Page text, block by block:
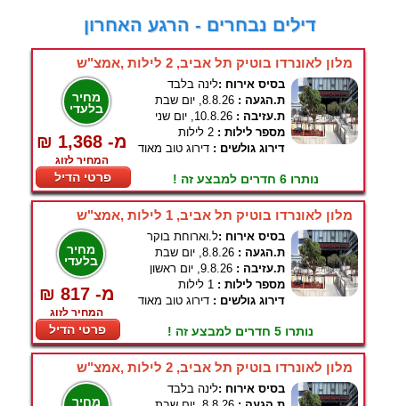
דילים נבחרים - הרגע האחרון
מלון לאונרדו בוטיק תל אביב, 2 לילות ,אמצ"ש
מחיר
בלעדי
₪ 1,368 -מ
המחיר לזוג
פרטי הדיל
בסיס אירוח :לינה בלבד
ת.הגעה : 8.8.26, יום שבת
ת.עזיבה : 10.8.26, יום שני
מספר לילות : 2 לילות
דירוג גולשים : דירוג טוב מאוד
נותרו 6 חדרים למבצע זה !
מלון לאונרדו בוטיק תל אביב, 1 לילות ,אמצ"ש
מחיר
בלעדי
₪ 817 -מ
המחיר לזוג
פרטי הדיל
בסיס אירוח :ל.וארוחת בוקר
ת.הגעה : 8.8.26, יום שבת
ת.עזיבה : 9.8.26, יום ראשון
מספר לילות : 1 לילות
דירוג גולשים : דירוג טוב מאוד
נותרו 5 חדרים למבצע זה !
מלון לאונרדו בוטיק תל אביב, 2 לילות ,אמצ"ש
מחיר
בסיס אירוח :לינה בלבד